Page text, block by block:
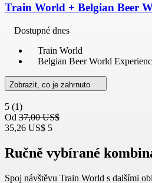
Train World + Belgian Beer
Dostupné dnes
Train World
Belgian Beer World
Zobrazit, co je zahrnuto
5 (1)
Od 37,00 US$
35,26 US$ 5
Ručně vybírané
Spoj návštěvu Train World s dalšími